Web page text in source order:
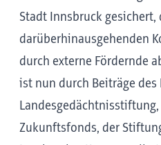
Stadt Innsbruck
darüberhinausgehenden
durch externe Fördernde
ist nun durch Beiträge des
Zukunftsfonds, der